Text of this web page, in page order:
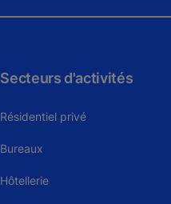
Secteurs d'activités
Résidentiel privé
Bureaux
Hôtellerie